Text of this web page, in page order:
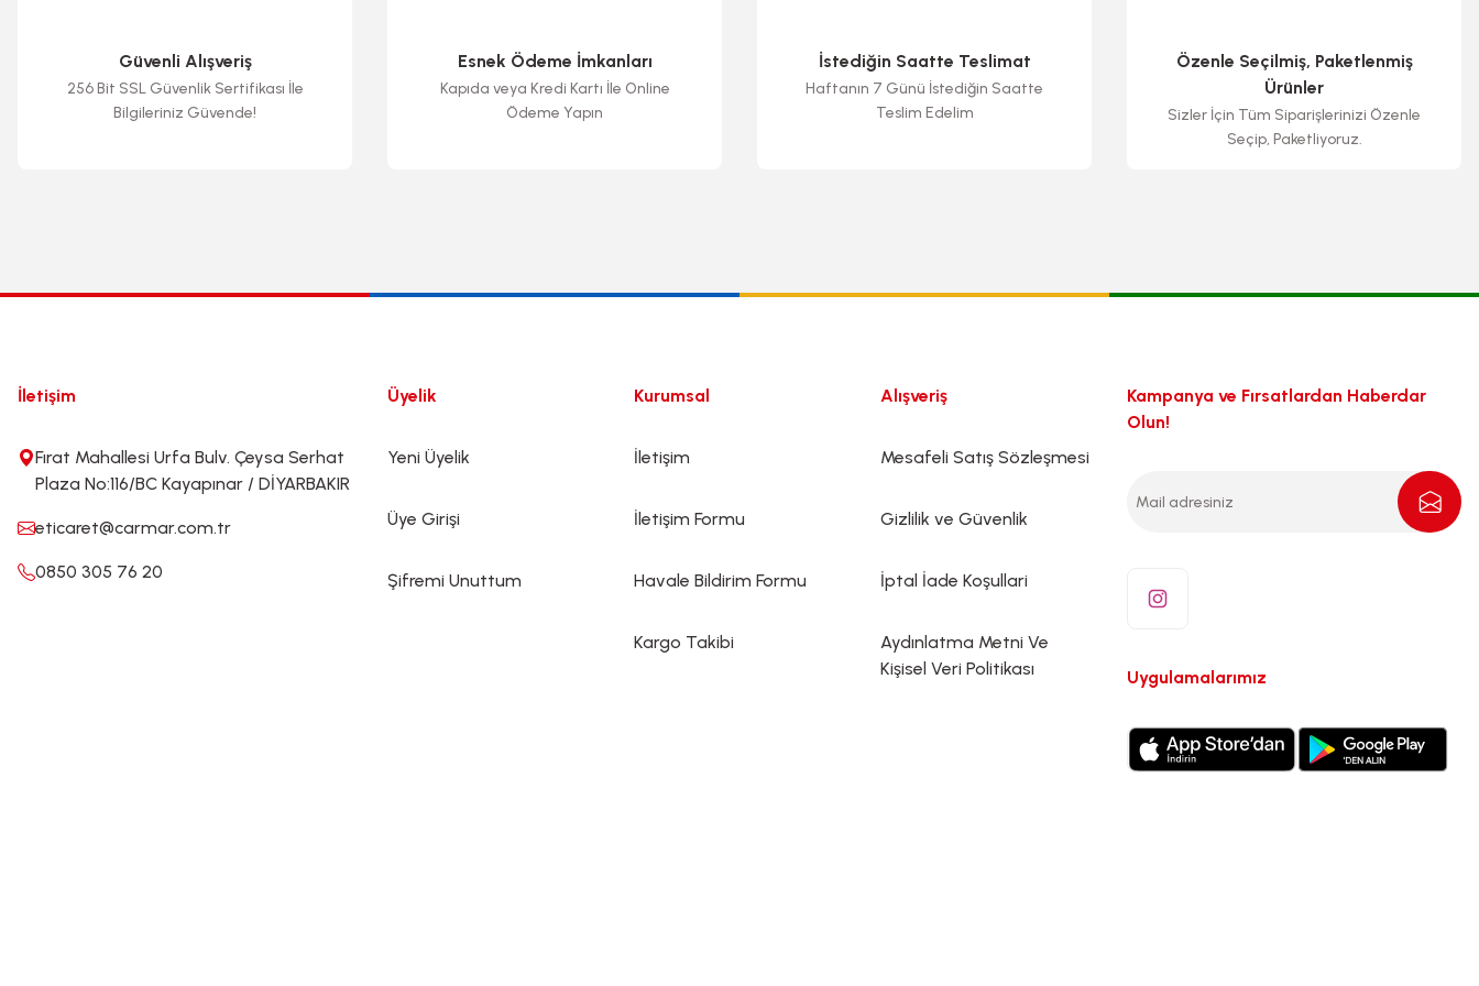
Bu ürüne benzer farklı alternatifler olmalı.
Güvenli Alışveriş
256 Bit SSL Güvenlik Sertifikası İle
Bilgileriniz Güvende!
Esnek Ödeme İmkanları
Kapıda veya Kredi Kartı İle Online
Ödeme Yapın
İstediğin Saatte Teslimat
Haftanın 7 Günü İstediğin Saatte
Teslim Edelim
Özenle Seçilmiş, Paketlenmiş
Ürünler
Sizler İçin Tüm Siparişlerinizi Özenle
Seçip, Paketliyoruz.
İletişim
Fırat Mahallesi Urfa Bulv. Çeysa Serhat
Plaza No:116/BC Kayapınar / DİYARBAKIR
eticaret@carmar.com.tr
0850 305 76 20
Üyelik
Yeni Üyelik
Üye Girişi
Şifremi Unuttum
Kurumsal
İletişim
İletişim Formu
Havale Bildirim Formu
Kargo Takibi
Alışveriş
Mesafeli Satış Sözleşmesi
Gizlilik ve Güvenlik
İptal İade Koşullari
Aydınlatma Metni Ve
Kişisel Veri Politikası
Kampanya ve Fırsatlardan Haberdar
Olun!
Uygulamalarımız